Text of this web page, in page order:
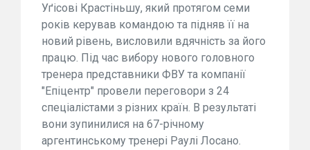
Уґісові Крастіньшу, який протягом семи
років керував командою та підняв її на
новий рівень, висловили вдячність за його
працю. Під час вибору нового головного
тренера представники ФВУ та компанії
"Епіцентр" провели переговори з 24
спеціалістами з різних країн. В результаті
вони зупинилися на 67-річному
аргентинському тренері Раулі Лосано.